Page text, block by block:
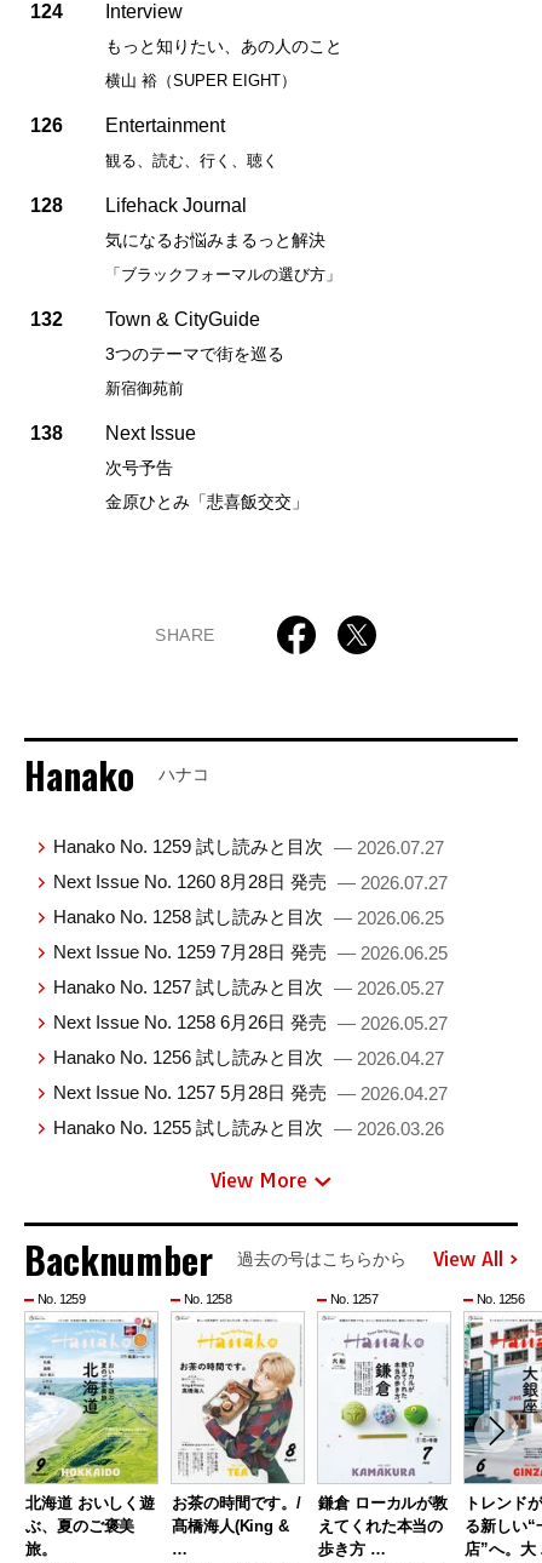
124 Interview
もっと知りたい、あの人のこと
横山 裕（SUPER EIGHT）
126 Entertainment
観る、読む、行く、聴く
128 Lifehack Journal
気になるお悩みまるっと解決
「ブラックフォーマルの選び方」
132 Town & CityGuide
3つのテーマで街を巡る
新宿御苑前
138 Next Issue
次号予告
金原ひとみ「悲喜飯交交」
SHARE
Hanako ハナコ
Hanako No. 1259 試し読みと目次 — 2026.07.27
Next Issue No. 1260 8月28日 発売 — 2026.07.27
Hanako No. 1258 試し読みと目次 — 2026.06.25
Next Issue No. 1259 7月28日 発売 — 2026.06.25
Hanako No. 1257 試し読みと目次 — 2026.05.27
Next Issue No. 1258 6月26日 発売 — 2026.05.27
Hanako No. 1256 試し読みと目次 — 2026.04.27
Next Issue No. 1257 5月28日 発売 — 2026.04.27
Hanako No. 1255 試し読みと目次 — 2026.03.26
View More
Backnumber 過去の号はこちらから View All
No. 1259
北海道 おいしく遊
ぶ、夏のご褒美
旅。
No. 1258
お茶の時間です。/
髙橋海人(King &
…
No. 1257
鎌倉 ローカルが教
えてくれた本当の
歩き方 …
No. 1256
トレンド
る新しい“
店”へ。